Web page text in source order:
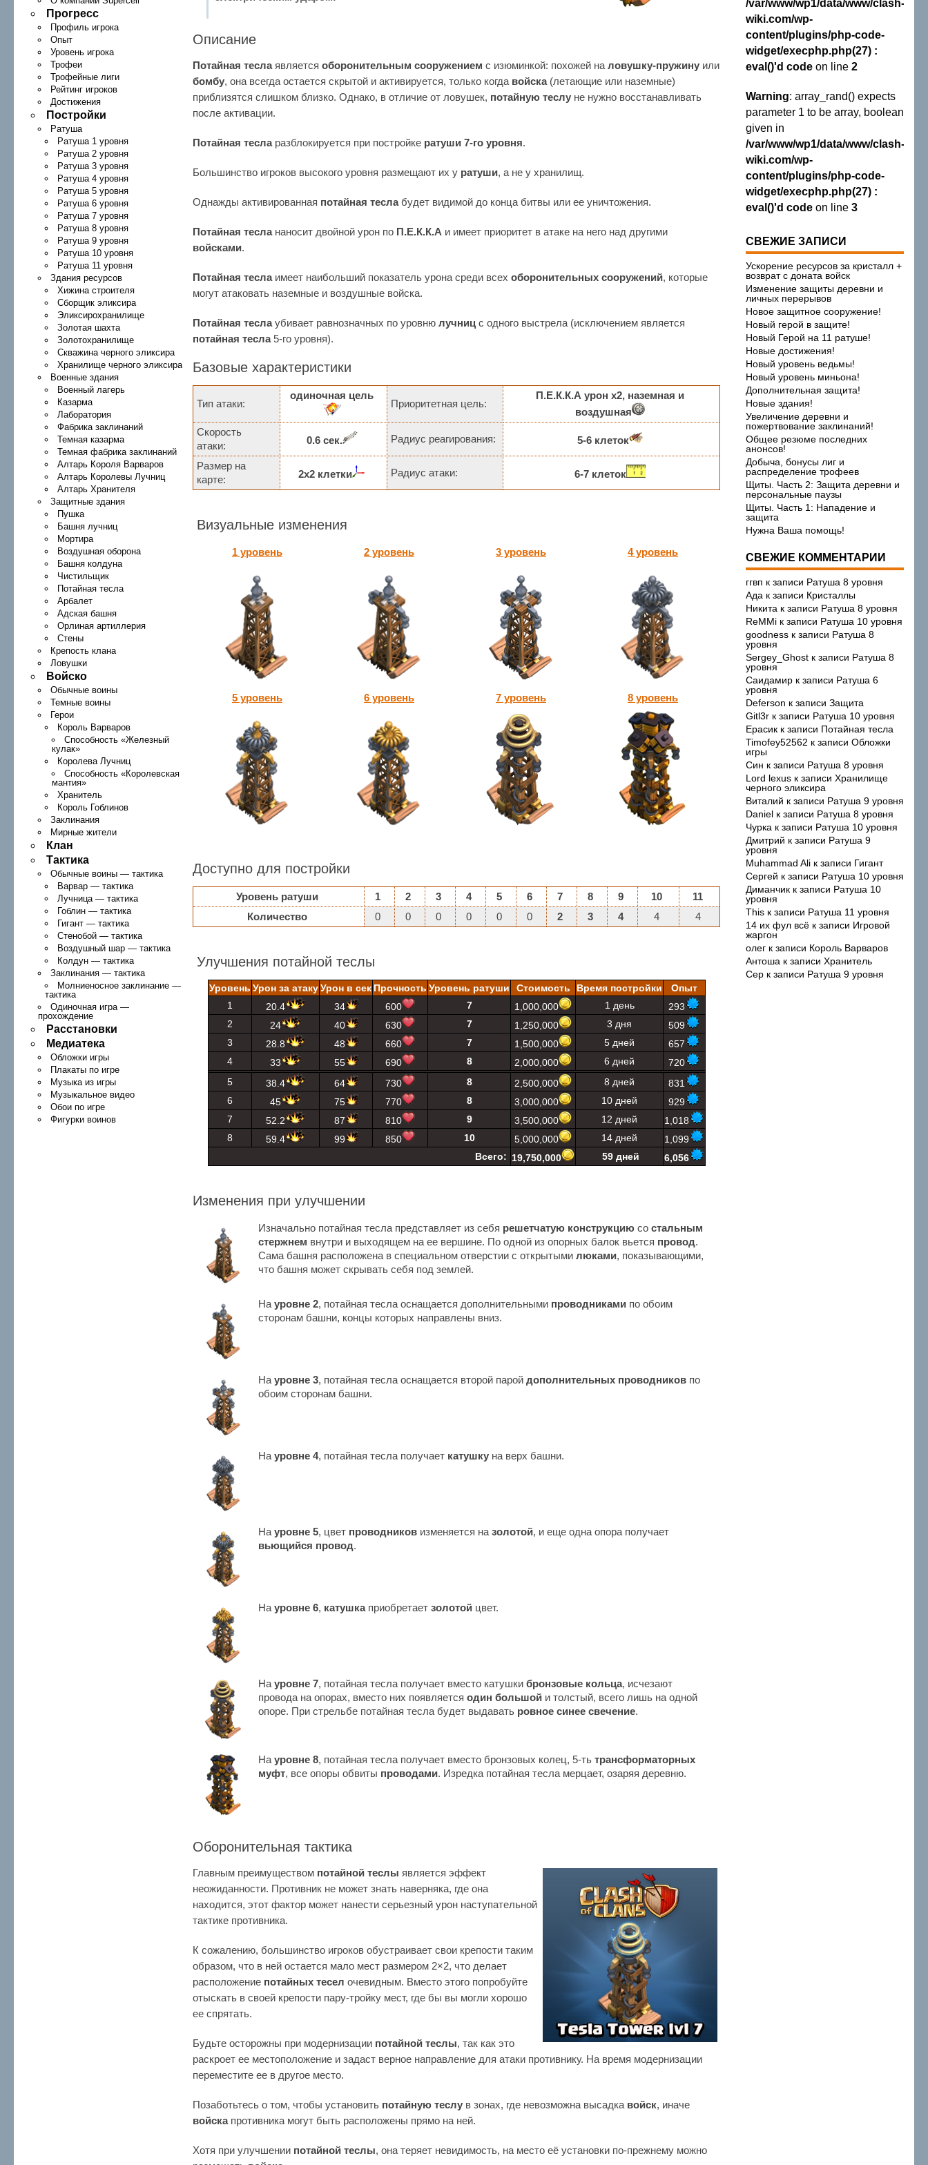
Прогресс
Профиль игрока
Опыт
Уровень игрока
Трофеи
Трофейные лиги
Рейтинг игроков
Достижения
Постройки
Ратуша
Ратуша 1 уровня
Ратуша 2 уровня
Ратуша 3 уровня
Ратуша 4 уровня
Ратуша 5 уровня
Ратуша 6 уровня
Ратуша 7 уровня
Ратуша 8 уровня
Ратуша 9 уровня
Ратуша 10 уровня
Ратуша 11 уровня
Здания ресурсов
Хижина строителя
Сборщик эликсира
Эликсирохранилище
Золотая шахта
Золотохранилище
Скважина черного эликсира
Хранилище черного эликсира
Военные здания
Военный лагерь
Казарма
Лаборатория
Фабрика заклинаний
Темная казарма
Темная фабрика заклинаний
Алтарь Короля Варваров
Алтарь Королевы Лучниц
Алтарь Хранителя
Защитные здания
Пушка
Башня лучниц
Мортира
Воздушная оборона
Башня колдуна
Чистильщик
Потайная тесла
Арбалет
Адская башня
Орлиная артиллерия
Стены
Крепость клана
Ловушки
Войско
Обычные воины
Темные воины
Герои
Король Варваров
Способность «Железный
кулак»
Королева Лучниц
Способность «Королевская
мантия»
Хранитель
Король Гоблинов
Заклинания
Мирные жители
Клан
Тактика
Обычные воины — тактика
Варвар — тактика
Лучница — тактика
Гоблин — тактика
Гигант — тактика
Стенобой — тактика
Воздушный шар — тактика
Колдун — тактика
Заклинания — тактика
Молниеносное заклинание —
тактика
Одиночная игра —
прохождение
Расстановки
Медиатека
Обложки игры
Плакаты по игре
Музыка из игры
Музыкальное видео
Обои по игре
Фигурки воинов
Описание
Потайная теслаявляетсяоборонительным сооружением c изюминкой: похожей наловушку-пружину или
бомбу, она всегда остается скрытой и активируется, только когда войска(летающие или наземные)
приблизятся слишком близко. Однако, в отличие от ловушек, потайную теслу не нужно восстанавливать
после активации.
Потайная тесларазблокируется при постройке ратуши 7-го уровня.
Большинство игроков высокого уровня размещают их у ратуши, а не у хранилищ.
Однажды активированная потайная теслабудет видимой до конца битвы или ее уничтожения.
Потайная теслананосит двойной урон по П.Е.К.К.А и имеет приоритет в атаке на него над другими
войсками.
Потайная теслаимеет наибольший показатель урона среди всехоборонительных сооружений, которые
могут атаковать наземные и воздушные войска.
Потайная теслаубивает равнозначных по уровнюлучниц с одного выстрела (исключением является
потайная тесла5-го уровня).
Базовые характеристики
Тип атаки:
одиночная цель
Приоритетная цель:
П.Е.К.К.А урон х2, наземная и
воздушная
Скорость
атаки:
0.6 сек. Радиус реагирования: 5-6 клеток
Размер на
карте:
2х2 клетки Радиус атаки: 6-7 клеток
Визуальные изменения
1 уровень 2 уровень 3 уровень 4 уровень
5 уровень 6 уровень 7 уровень 8 уровень
Доступно для постройки
Уровень ратуши 1 2 3 4 5 6 7 8 9 10
11
Количество
0 0 0 0 0 0 2 3 4 4 4
Улучшения потайной теслы
Уровень Урон за атакуУрон в сек Прочность Уровень ратуши Стоимость Время постройки
Опыт
1
20.4 34 600 7 1,000,000 1 день
293
2
24 40 630 7 1,250,000 3 дня
509
3
28.8 48 660 7 1,500,000 5 дней
657
4
33 55 690 8 2,000,000 6 дней
720
5
38.4 64 730 8 2,500,000 8 дней
831
6
45 75 770 8 3,000,000 10 дней
929
7
52.2 87 810 9 3,500,000 12 дней
1,018
8
59.4 99 850 10 5,000,000 14 дней
1,099
Всего: 19,750,000 59 дней 6,056
Изменения при улучшении
Изначально потайная тесла представляет из себя решетчатую конструкцию состальным
стержнем внутри и выходящем на ее вершине. По одной из опорных балок вьется провод.
Сама башня расположена в специальном отверстии с открытымилюками, показывающими,
что башня может скрывать себя под землей.
Науровне 2, потайная тесла оснащается дополнительными проводниками по обоим
сторонам башни, концы которых направлены вниз.
Науровне 3, потайная тесла оснащается второй парой дополнительных проводников по
обоим сторонам башни.
Науровне 4, потайная тесла получает катушку на верх башни.
На уровне 5, цвет проводников изменяется назолотой, и еще одна опора получает
вьющийся провод.
Науровне 6, катушкаприобретаетзолотой цвет.
На уровне 7, потайная тесла получает вместо катушкибронзовые кольца, исчезают
провода на опорах, вместо них появляетсяодин большой и толстый, всего лишь на одной
опоре. При стрельбе потайная тесла будет выдавать ровное синее свечение.
На уровне 8, потайная тесла получает вместо бронзовых колец, 5-тьтрансформаторных
муфт, все опоры обвиты проводами. Изредка потайная тесла мерцает, озаряя деревню.
Оборонительная тактика
Главным преимуществом потайной теслы является эффект
неожиданности. Противник не может знать наверняка, где она
находится, этот фактор может нанести серьезный урон наступательной
тактике противника.
К сожалению, большинство игроков обустраивает свои крепости таким
образом, что в ней остается мало мест размером 2×2, что делает
расположение потайных тесел очевидным. Вместо этого попробуйте
отыскать в своей крепости пару-тройку мест, где бы вы могли хорошо
ее спрятать.
Будьте осторожны при модернизации потайной теслы, так как это
раскроет ее местоположение и задаст верное направление для атаки противнику. На время модернизации
переместите ее в другое место.
Позаботьтесь о том, чтобы установить потайную теслу в зонах, где невозможна высадка войск, иначе
войскапротивника могут быть расположены прямо на ней.
Хотя при улучшении потайной теслы, она теряет невидимость, на место её установки по-прежнему можно
/var/www/wp1/data/www/clash-
wiki.com/wp-
content/plugins/php-code-
widget/execphp.php(27) :
eval()'d codeon line 2
Warning: array_rand() expects
parameter 1 to be array, boolean
given in
/var/www/wp1/data/www/clash-
wiki.com/wp-
content/plugins/php-code-
widget/execphp.php(27) :
eval()'d codeon line 3
СВЕЖИЕ ЗАПИСИ
Ускорение ресурсов за кристалл +
возврат с доната войск
Изменение защиты деревни и
личных перерывов
Новое защитное сооружение!
Новый герой в защите!
Новый Герой на 11 ратуше!
Новые достижения!
Новый уровень ведьмы!
Новый уровень миньона!
Дополнительная защита!
Новые здания!
Увеличение деревни и
пожертвование заклинаний!
Общее резюме последних
анонсов!
Добыча, бонусы лиг и
распределение трофеев
Щиты. Часть 2: Защита деревни и
персональные паузы
Щиты. Часть 1: Нападение и
защита
Нужна Ваша помощь!
СВЕЖИЕ КОММЕНТАРИИ
ггвп к записи Ратуша 8 уровня
Ада к записи Кристаллы
Никита к записи Ратуша 8 уровня
ReMMiк записи Ратуша 10 уровня
goodnessк записи Ратуша 8
уровня
Sergey_Ghostк записи Ратуша 8
уровня
Саидамирк записи Ратуша 6
уровня
Deferson к записи Защита
Gitl3rк записи Ратуша 10 уровня
Ерасикк записи Потайная тесла
Timofey52562 к записи Обложки
игры
Син к записи Ратуша 8 уровня
Lord lexusк записи Хранилище
черного эликсира
Виталий к записи Ратуша 9 уровня
Danielк записи Ратуша 8 уровня
Чурка к записи Ратуша 10 уровня
Дмитрий к записи Ратуша 9
уровня
Muhammad Aliк записи Гигант
Сергей к записи Ратуша 10 уровня
Диманчикк записи Ратуша 10
уровня
Thisк записи Ратуша 11 уровня
14 их фул всёк записи Игровой
жаргон
олегк записи Король Варваров
Антоша к записи Хранитель
Серк записи Ратуша 9 уровня